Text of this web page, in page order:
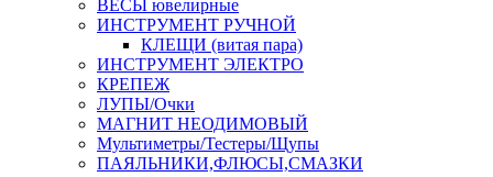
ВЕСЫ ювелирные
ИНСТРУМЕНТ РУЧНОЙ
КЛЕЩИ (витая пара)
ИНСТРУМЕНТ ЭЛЕКТРО
КРЕПЕЖ
ЛУПЫ/Очки
МАГНИТ НЕОДИМОВЫЙ
Мультиметры/Тестеры/Щупы
ПАЯЛЬНИКИ,ФЛЮСЫ,СМАЗКИ